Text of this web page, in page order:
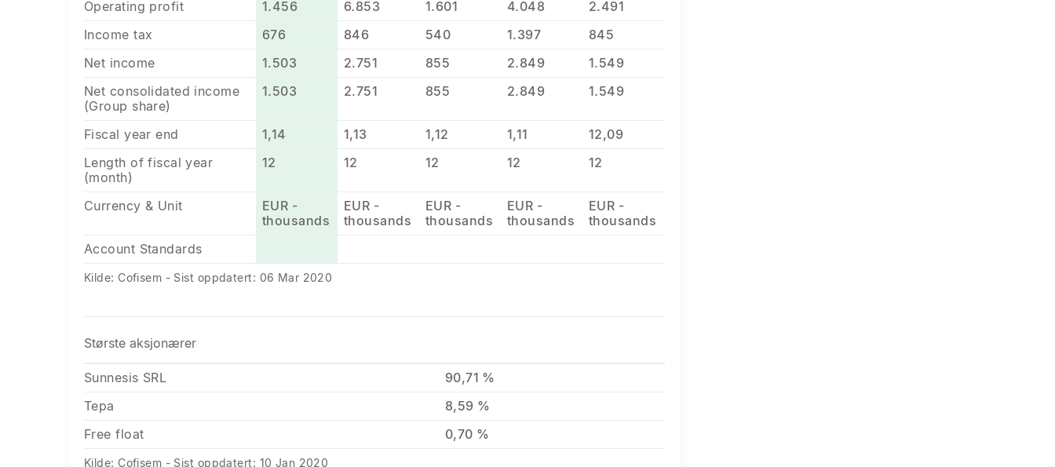
Operating profit
1.456 6.853 1.601 4.048
2.491
Income tax
676 846 540 1.397
845
Net income
1.503 2.751 855 2.849
1.549
Net consolidated income
(Group share)
1.503 2.751 855 2.849 1.549
Fiscal year end 1,14 1,13 1,12 1,11
12,09
Length of fiscal year
(month)
12 12 12 12 12
Currency & Unit
EUR -
thousands
EUR -
thousands
EUR -
thousands
EUR -
thousands
EUR -
thousands
Account Standards
Kilde: Cofisem - Sist oppdatert: 06 Mar 2020
Største aksjonærer
Sunnesis SRL
90,71 %
Tepa
8,59 %
Free float
0,70 %
Kilde: Cofisem - Sist oppdatert: 10 Jan 2020